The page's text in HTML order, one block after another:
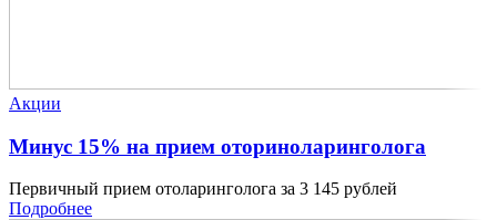
Акции
Минус 15% на прием оториноларинголога
Первичный прием отоларинголога за 3 145 рублей
Подробнее